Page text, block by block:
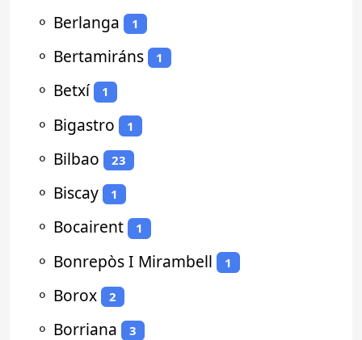
⚬ Berlanga 1
⚬ Bertamiráns 1
⚬ Betxí 1
⚬ Bigastro 1
⚬ Bilbao 23
⚬ Biscay 1
⚬ Bocairent 1
⚬ Bonrepòs I Mirambell 1
⚬ Borox 2
⚬ Borriana 3